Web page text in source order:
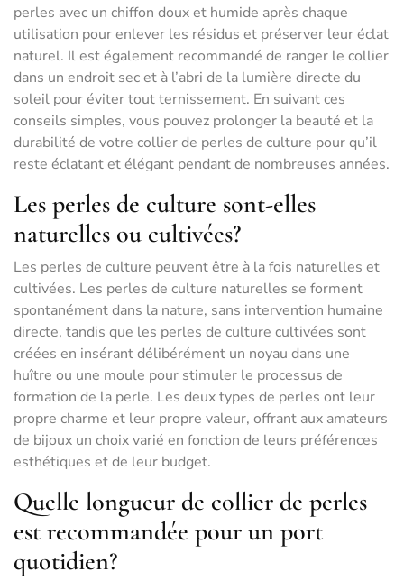
perles avec un chiffon doux et humide après chaque
utilisation pour enlever les résidus et préserver leur éclat
naturel. Il est également recommandé de ranger le collier
dans un endroit sec et à l’abri de la lumière directe du
soleil pour éviter tout ternissement. En suivant ces
conseils simples, vous pouvez prolonger la beauté et la
durabilité de votre collier de perles de culture pour qu’il
reste éclatant et élégant pendant de nombreuses années.
Les perles de culture sont-elles
naturelles ou cultivées?
Les perles de culture peuvent être à la fois naturelles et
cultivées. Les perles de culture naturelles se forment
spontanément dans la nature, sans intervention humaine
directe, tandis que les perles de culture cultivées sont
créées en insérant délibérément un noyau dans une
huître ou une moule pour stimuler le processus de
formation de la perle. Les deux types de perles ont leur
propre charme et leur propre valeur, offrant aux amateurs
de bijoux un choix varié en fonction de leurs préférences
esthétiques et de leur budget.
Quelle longueur de collier de perles
est recommandée pour un port
quotidien?